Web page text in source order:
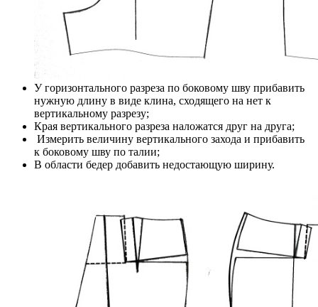
У горизонтального разреза по боковому шву прибавить
нужную длину в виде клина, сходящего на нет к
вертикальному разрезу;
Края вертикального разреза наложатся друг на друга;
Измерить величину вертикального захода и прибавить
к боковому шву по талии;
В области бедер добавить недостающую ширину.